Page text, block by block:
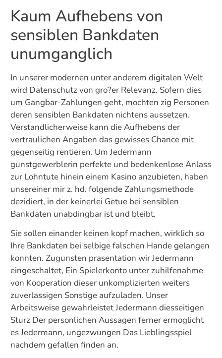
Kaum Aufhebens von
sensiblen Bankdaten
unumganglich
In unserer modernen unter anderem digitalen Welt
wird Datenschutz von gro?er Relevanz. Sofern dies
um Gangbar-Zahlungen geht, mochten zig Personen
deren sensiblen Bankdaten nichtens aussetzen.
Verstandlicherweise kann die Aufhebens der
vertraulichen Angaben das gewisses Chance mit
gegenseitig rentieren. Um Jedermann
gunstgewerblerin perfekte und bedenkenlose Anlass
zur Lohntute hinein einem Kasino anzubieten, haben
unsereiner mir z. hd. folgende Zahlungsmethode
dezidiert, in der keinerlei Getue bei sensiblen
Bankdaten unabdingbar ist und bleibt.
Sie sollen einander keinen kopf machen, wirklich so
Ihre Bankdaten bei selbige falschen Hande gelangen
konnten. Zugunsten prasentation wir Jedermann
eingeschaltet, Ein Spielerkonto unter zuhilfenahme
von Kooperation dieser unkomplizierten weiters
zuverlassigen Sonstige aufzuladen. Unser
Arbeitsweise gewahrleistet Jedermann diesseitigen
Sturz Der personlichen Aussagen ferner ermoglicht
es Jedermann, ungezwungen Das Lieblingsspiel
nachdem gefallen finden an.